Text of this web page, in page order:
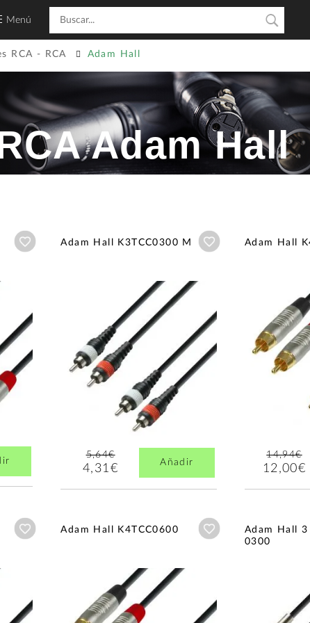
Menú
RCA - RCA Adam Hall
Adam Hall
Añadir a wishlist
Adam Hall K3TCC0300 M Añadir a wishlist
5,64€
4,31€ Añadir
Adam Hall
14,94€
12,00€
Añadir a wishlist
Adam Hall K4TCC0600 Añadir a wishlist
Adam Hall 3
0300